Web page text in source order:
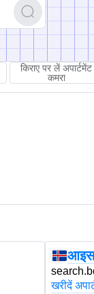
किराए पर लें अपार्टमेंट
कमरा
खरीदें